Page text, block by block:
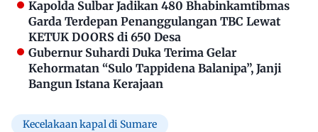
Kapolda Sulbar Jadikan 480 Bhabinkamtibmas
Garda Terdepan Penanggulangan TBC Lewat
KETUK DOORS di 650 Desa
Gubernur Suhardi Duka Terima Gelar
Kehormatan “Sulo Tappidena Balanipa”, Janji
Bangun Istana Kerajaan
Kecelakaan kapal di Sumare